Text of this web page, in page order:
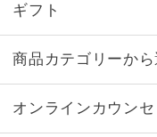
ギフト
商品カテゴリーから
オンラインカウン